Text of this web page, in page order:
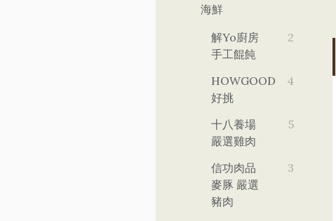
海鮮
解yo廚房
手工餛飩
2
HOWGOOD
好挑
4
十八養場
嚴選雞肉
5
信功肉品
麥豚 嚴選
豬肉
3